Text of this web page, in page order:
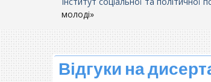
молоді»
Відгуки на